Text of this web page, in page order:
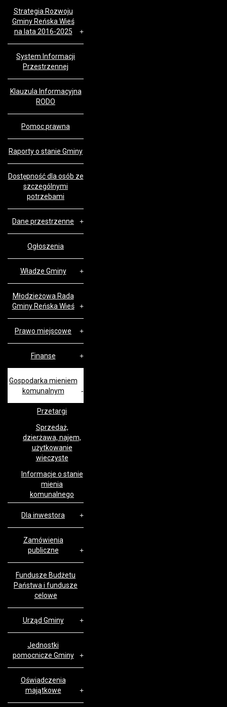
Strategia Rozwoju
Gminy Reńska Wieś
na lata 2016-2025
System Informacji
Przestrzennej
Klauzula Informacyjna
RODO
Pomoc prawna
Raporty o stanie Gminy
Dostępność dla osób ze
szczególnymi
potrzebami
Dane przestrzenne
Ogłoszenia
Władze Gminy
Młodzieżowa Rada
Gminy Reńska Wieś
Prawo miejscowe
Finanse
Gospodarka mieniem
komunalnym
Przetargi
Sprzedaż,
dzierżawa, najem,
użytkowanie
wieczyste
Informacje o stanie
mienia
komunalnego
Dla inwestora
Zamówienia
publiczne
Fundusze Budżetu
Państwa i fundusze
celowe
Urząd Gminy
Jednostki
pomocnicze Gminy
Oświadczenia
majątkowe